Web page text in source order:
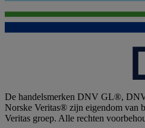
De handelsmerken DNV GL®,
Norske Veritas® zijn eigendom van
Veritas groep. Alle rechten